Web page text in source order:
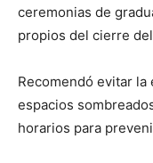
ceremonias de
propios del cierre
Recomendó evitar
espacios
horarios para